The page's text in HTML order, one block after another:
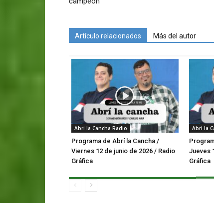
Artículo relacionados Más del autor
Abri la Cancha Radio
Programa de Abrí la Cancha /
Viernes 12 de junio de 2026 / Radio
Gráfica
Abri la
Jueves
Gráfica